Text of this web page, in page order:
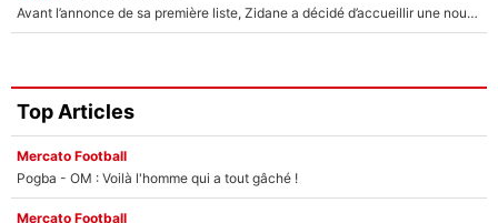
Avant l’annonce de sa première liste, Zidane a décidé d’accueillir une nouvelle tête en équipe de France
Top Articles
Mercato Football
Pogba - OM : Voilà l'homme qui a tout gâché !
Mercato Football